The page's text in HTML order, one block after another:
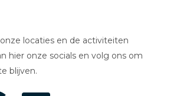
locaties en de activiteiten
hier onze socials en volg ons om
blijven.